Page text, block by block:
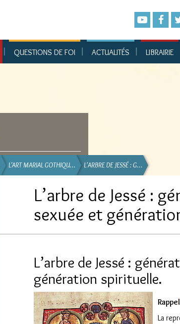
QUESTIONS DE FOI ACTUALITÉS LIBRAIRIE
L'ART MARIAL GOTHIQU… L’ARBRE DE JESSÉ : G…
L’arbre de Jessé :
sexuée et
L’arbre de Jessé :
génération spirituelle.
Rappel
La